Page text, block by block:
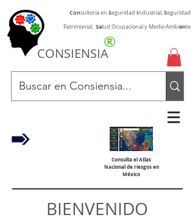
CONSIENSIA
®
Consultoria en Seguridad Industrial,Seguridad
Patrimonial, Salud Ocupacional y Medio Ambiente
Consulta el Atlas
Nacional de riesgos en
México
BIENVENIDO